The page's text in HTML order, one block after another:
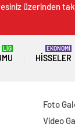
üzerinden
LİG
HISSELER
EKONOMİ
Foto
Video